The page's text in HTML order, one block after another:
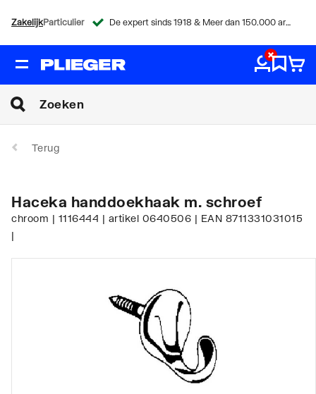
ZakelijkParticulier De expert sinds 1918 & Meer dan 150.000 artikelen
Terug
Haceka handdoekhaak m. schroef
chroom | 1116444 | artikel 0640506 | EAN 8711331031015
|